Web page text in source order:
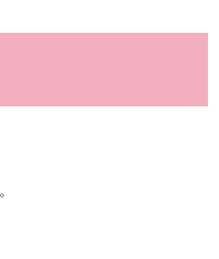
。